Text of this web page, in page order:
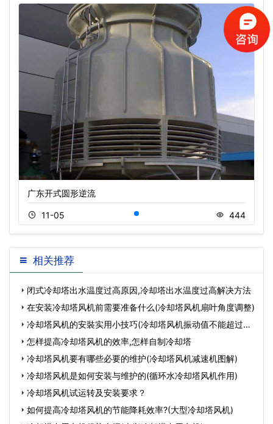
广东开式圆形逆流
11-05 444
相关推荐
闭式冷却塔出水温度过高原因,冷却塔出水温度过高解决方法
在安装冷却塔风机前需要准备什么(冷却塔风机扇叶角度调整)
冷却塔风机的安裝实用小技巧(冷却塔风机振动值不能超过多
少 怎样提高冷却塔风机的效率,怎样自制冷却塔
冷却塔风机要有哪些必要的维护(冷却塔风机减速机图解)
冷却塔风机是如何安装与维护的(循环水冷却塔风机作用)
冷却塔风机试运转及安装要求？
如何提高冷却塔风机的节能降耗效率?(大型冷却塔风机)